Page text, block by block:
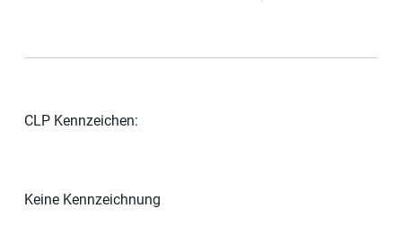
CLP Kennzeichen:
Keine Kennzeichnung